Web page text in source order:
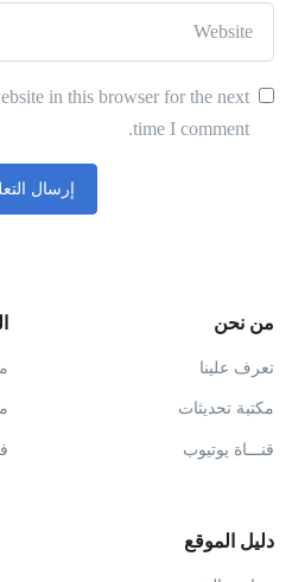
in this browser for the next
time I comment.
من نحن
تعرف علينا
مكتبة تحديثات
قنـــاة يوتيوب
دليل الموقع